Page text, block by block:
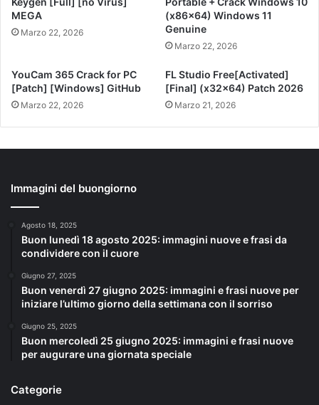
MEGA
Marzo 22, 2026
(x86x64) Windows 11
Genuine
Marzo 22, 2026
YouCam 365 Crack for PC
[Patch] [Windows] GitHub
Marzo 22, 2026
FL Studio Free[Activated]
[Final] (x32x64) Patch 2026
Marzo 21, 2026
Immagini del buongiorno
Agosto 18, 2025
Buon lunedì 18 agosto 2025: immagini nuove e frasi da
condividere con il cuore
Giugno 27, 2025
Buon venerdì 27 giugno 2025: immagini e frasi nuove per
iniziare l’ultimo giorno della settimana con il sorriso
Giugno 25, 2025
Buon mercoledì 25 giugno 2025: immagini e frasi nuove
per augurare una giornata speciale
Categorie